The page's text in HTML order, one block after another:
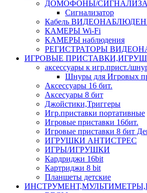
ДОМОФОНЫ/
Сигнализатор
Кабель
КАМЕРЫ Wi-Fi
КАМЕРЫ наблюдения
РЕГИСТРАТОРЫ
ИГРОВЫЕ
аксесcуары к игр.прист./
Шнуры для Игровых
Аксессуары 16 бит.
Аксесуары 8 бит
Джойстики,Триггеры
Игр.приставки портативные
Игровые приставки 16бит.
Игровые приставки 8 бит
ИГРУШКИ АНТИСТРЕС
ИГРЫ/ИГРУШКИ
Кардриджи 16bit
Картриджи 8 bit
Планшеты детские